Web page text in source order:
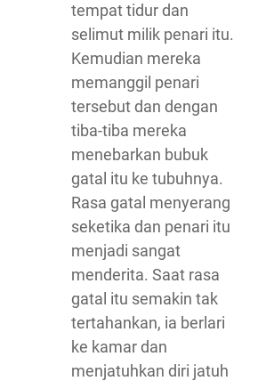
tempat tidur dan
selimut milik penari itu.
Kemudian mereka
memanggil penari
tersebut dan dengan
tiba-tiba mereka
menebarkan bubuk
gatal itu ke tubuhnya.
Rasa gatal menyerang
seketika dan penari itu
menjadi sangat
menderita. Saat rasa
gatal itu semakin tak
tertahankan, ia berlari
ke kamar dan
menjatuhkan diri jatuh